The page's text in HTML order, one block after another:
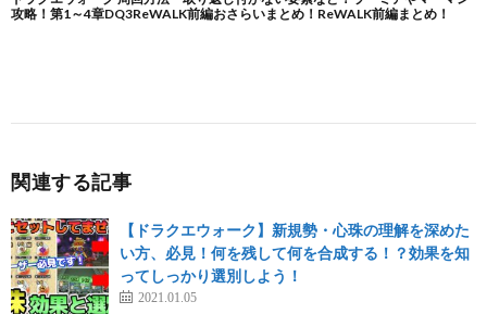
関連する記事
【ドラクエウォーク】新規勢・心珠の理解を深めた
い方、必見！何を残して何を合成する！？効果を知
ってしっかり選別しよう！
2021.01.05